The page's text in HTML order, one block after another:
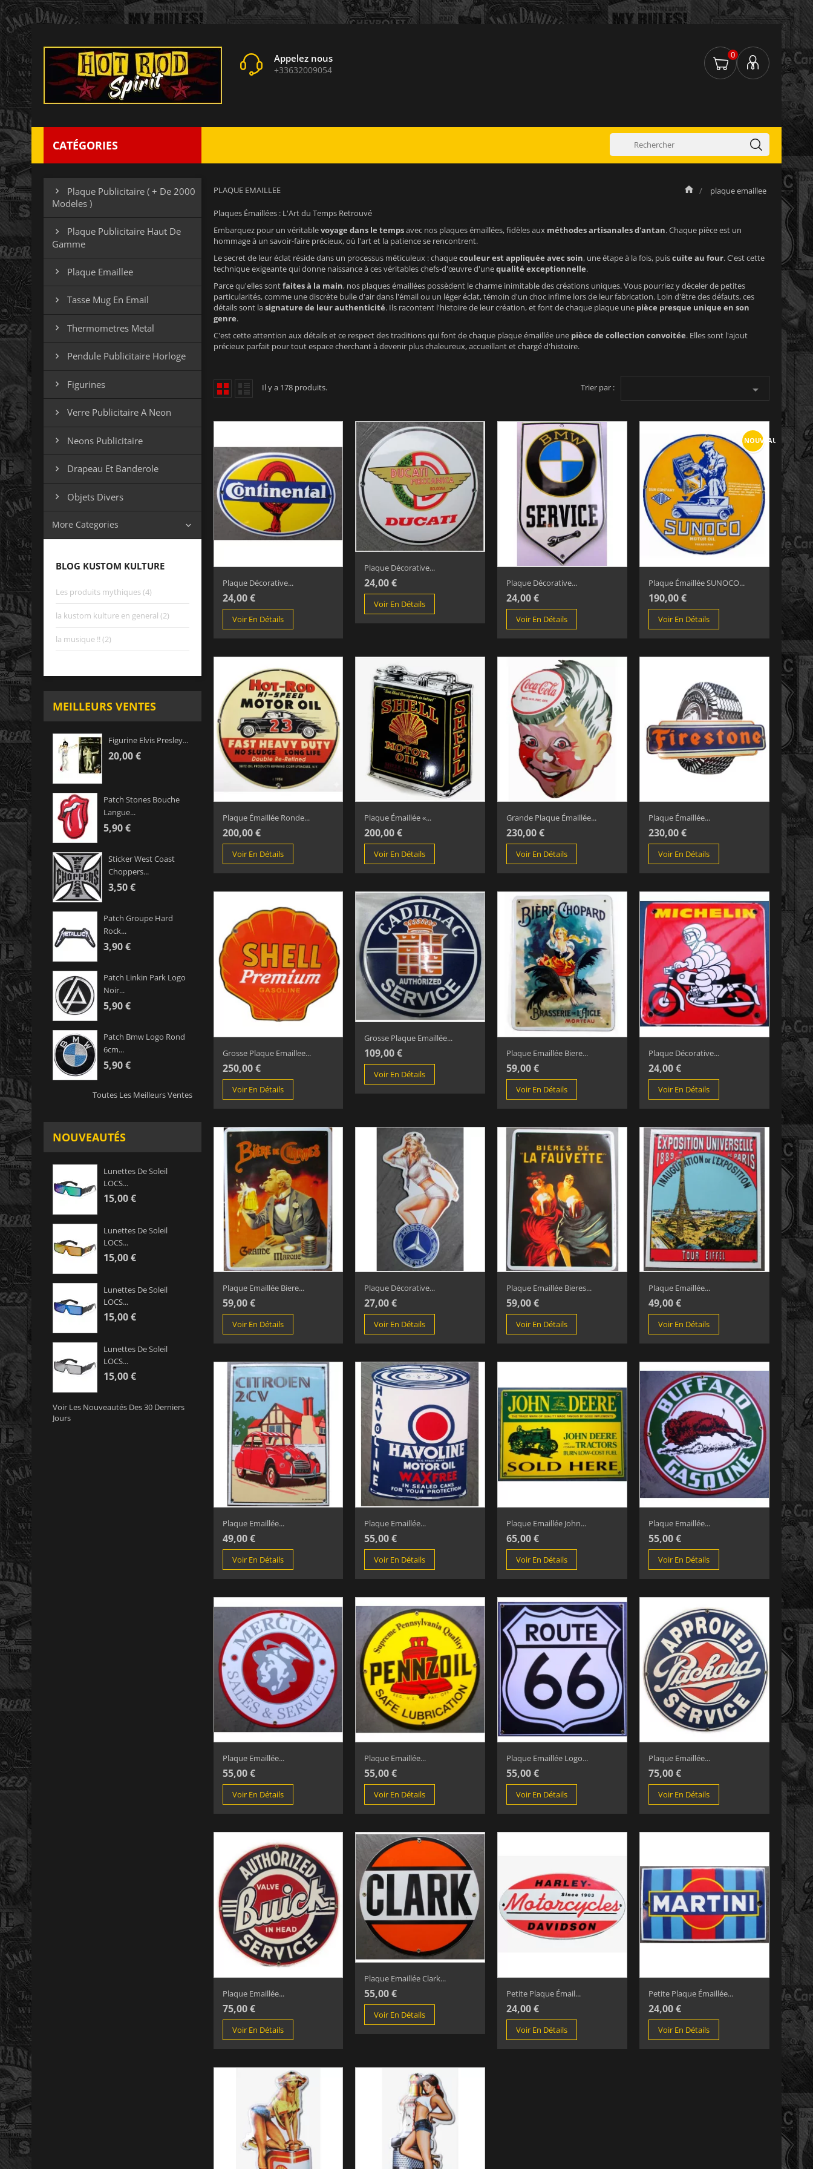
Appelez nous
+33632009054
0
CATÉGORIES

Plaque Publicitaire ( + De 2000
Modeles )

Plaque Publicitaire Haut De
Gamme
 Plaque Emaillee
 Tasse Mug En Email
 Thermometres Metal
 Pendule Publicitaire Horloge
 Figurines
 Verre Publicitaire A Neon
 Neons Publicitaire
 Drapeau Et Banderole
 Objets Divers
More Categories 
BLOG KUSTOM KULTURE
Les produits mythiques (4)
la kustom kulture en general (2)
la musique !! (2)
MEILLEURS VENTES
Figurine Elvis Presley...
20,00 €
Patch Stones Bouche
Langue...
5,90 €
Sticker West Coast
Choppers...
3,50 €
Patch Groupe Hard
Rock...
3,90 €
Patch Linkin Park Logo
Noir...
5,90 €
Patch Bmw Logo Rond
6cm...
5,90 €
Toutes Les Meilleurs Ventes
NOUVEAUTÉS
Lunettes De Soleil
LOCS...
15,00 €
Lunettes De Soleil
LOCS...
15,00 €
Lunettes De Soleil
LOCS...
15,00 €
Lunettes De Soleil
LOCS...
15,00 €
Voir Les Nouveautés Des 30 Derniers
Jours
PLAQUE EMAILLEE plaque emaillee
Plaques Émaillées : L'Art du Temps Retrouvé
Embarquez pour un véritablevoyage dans le tempsavec nos plaques émaillées, fidèles aux méthodes artisanales d'antan. Chaque pièce est un
hommage à un savoir-faire précieux, où l'art et la patience se rencontrent.
Le secret de leur éclat réside dans un processus méticuleux : chaquecouleur est appliquée avec soin, une étape à la fois, puiscuite au four. C'est cette
technique exigeante qui donne naissance à ces véritables chefs-d'œuvre d'unequalité exceptionnelle.
Parce qu'elles sontfaites à la main, nos plaques émaillées possèdent le charme inimitable des créations uniques. Vous pourriez y déceler de petites
particularités, comme une discrète bulle d'air dans l'émail ou un léger éclat, témoin d'un choc infime lors de leur fabrication. Loin d'être des défauts, ces
détails sont lasignature de leur authenticité. Ils racontent l'histoire de leur création, et font de chaque plaque une pièce presque unique en son
genre.
C'est cette attention aux détails et ce respect des traditions qui font de chaque plaque émaillée une pièce de collection convoitée. Elles sont l'ajout
précieux parfait pour tout espace cherchant à devenir plus chaleureux, accueillant et chargé d'histoire.
Il y a 178 produits. Trier par : 
Plaque Décorative...
24,00 €
Voir En Détails
Plaque Décorative...
24,00 €
Voir En Détails
Plaque Décorative...
24,00 €
Voir En Détails
NOUVEAU
Plaque Émaillée SUNOCO...
190,00 €
Voir En Détails
Plaque Émaillée Ronde...
200,00 €
Voir En Détails
Plaque Émaillée «...
200,00 €
Voir En Détails
Grande Plaque Émaillée...
230,00 €
Voir En Détails
Plaque Émaillée...
230,00 €
Voir En Détails
Grosse Plaque Emaillee...
250,00 €
Voir En Détails
Grosse Plaque Emaillée...
109,00 €
Voir En Détails
Plaque Emaillée Biere...
59,00 €
Voir En Détails
Plaque Décorative...
24,00 €
Voir En Détails
Plaque Emaillée Biere...
59,00 €
Voir En Détails
Plaque Décorative...
27,00 €
Voir En Détails
Plaque Emaillée Bieres...
59,00 €
Voir En Détails
Plaque Emaillée...
49,00 €
Voir En Détails
Plaque Emaillée...
49,00 €
Voir En Détails
Plaque Emaillée...
55,00 €
Voir En Détails
Plaque Emaillée John...
65,00 €
Voir En Détails
Plaque Emaillée...
55,00 €
Voir En Détails
Plaque Emaillée...
55,00 €
Voir En Détails
Plaque Emaillée...
55,00 €
Voir En Détails
Plaque Emaillée Logo...
55,00 €
Voir En Détails
Plaque Emaillée...
75,00 €
Voir En Détails
Plaque Emaillée...
75,00 €
Voir En Détails
Plaque Emaillée Clark...
55,00 €
Voir En Détails
Petite Plaque Émail...
24,00 €
Voir En Détails
Petite Plaque Émaillée...
24,00 €
Voir En Détails